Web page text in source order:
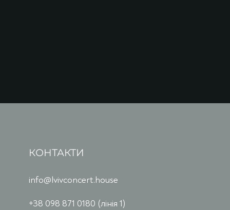
КОНТАКТИ
info@lvivconcert.house
+38 098 871 0180 (лінія 1)